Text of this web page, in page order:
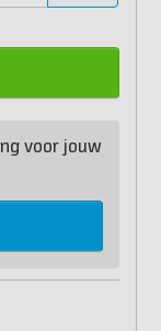
voor jouw